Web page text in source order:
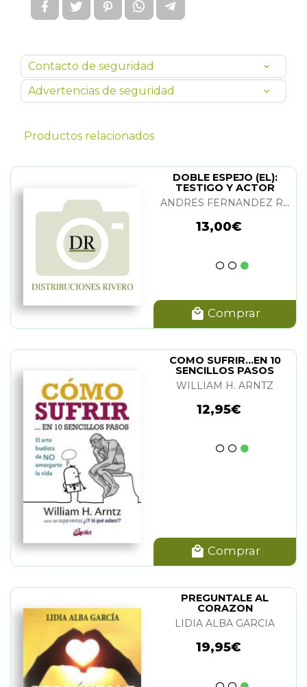
Contacto de seguridad
Advertencias de seguridad
Productos relacionados
DOBLE ESPEJO (EL):
TESTIGO Y ACTOR
ANDRES FERNANDEZ ROSEÑADA
13,00€
Comprar
COMO SUFRIR...EN 10
SENCILLOS PASOS
WILLIAM H. ARNTZ
12,95€
Comprar
PREGUNTALE AL
CORAZON
LIDIA ALBA GARCIA
19,95€